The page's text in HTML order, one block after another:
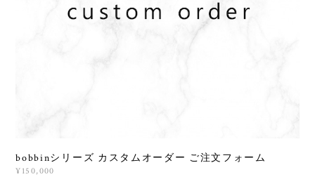
bobbinシリーズ カスタムオーダー ご注文フォーム
¥150,000